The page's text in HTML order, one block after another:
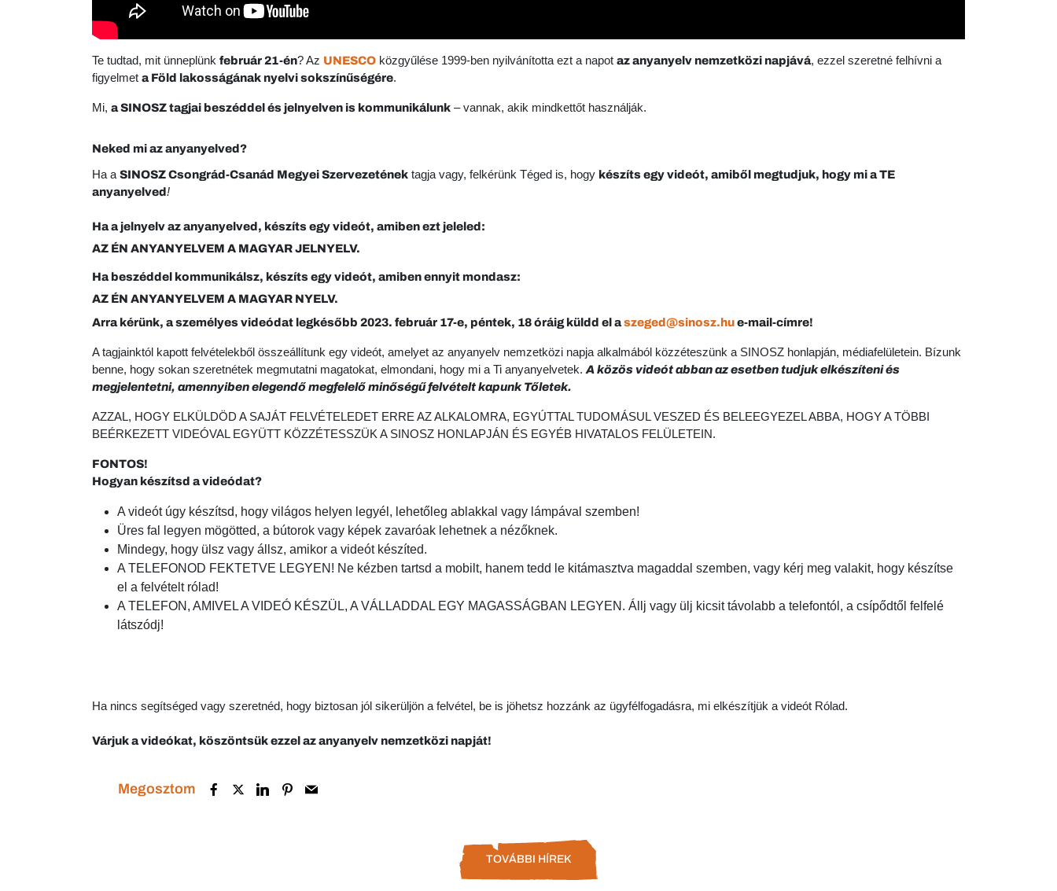
Te tudtad, mit ünneplünk február 21-én? Az UNESCO közgyűlése 1999-ben nyilvánította ezt a napot az anyanyelv nemzetközi napjává, ezzel szeretné felhívni a
figyelmet a Föld lakosságának nyelvi sokszínűségére.
Mi, a SINOSZ tagjai beszéddel és jelnyelven is kommunikálunk – vannak, akik mindkettőt használják.
Neked mi az anyanyelved?
Ha a SINOSZ Csongrád-Csanád Megyei Szervezetének tagja vagy, felkérünk Téged is, hogy készíts egy videót, amiből megtudjuk, hogy mi a TE
anyanyelved!
Ha a jelnyelv az anyanyelved, készíts egy videót, amiben ezt jeleled:
AZ ÉN ANYANYELVEM A MAGYAR JELNYELV.
Ha beszéddel kommunikálsz, készíts egy videót, amiben ennyit mondasz:
AZ ÉN ANYANYELVEM A MAGYAR NYELV.
Arra kérünk, a személyes videódat legkésőbb 2023. február 17-e, péntek, 18 óráig küldd el aszeged@sinosz.hue-mail-címre!
A tagjainktól kapott felvételekből összeállítunk egy videót, amelyet az anyanyelv nemzetközi napja alkalmából közzéteszünk a SINOSZ honlapján, médiafelületein. Bízunk
benne, hogy sokan szeretnétek megmutatni magatokat, elmondani, hogy mi a Ti anyanyelvetek. A közös videót abban az esetben tudjuk elkészíteni és
megjelentetni, amennyiben elegendő megfelelő minőségű felvételt kapunk Tőletek.
AZZAL, HOGY ELKÜLDÖD A SAJÁT FELVÉTELEDET ERRE AZ ALKALOMRA, EGYÚTTAL TUDOMÁSUL VESZED ÉS BELEEGYEZEL ABBA, HOGY A TÖBBI
BEÉRKEZETT VIDEÓVAL EGYÜTT KÖZZÉTESSZÜK A SINOSZ HONLAPJÁN ÉS EGYÉB HIVATALOS FELÜLETEIN.
FONTOS!
Hogyan készítsd a videódat?
A videót úgy készítsd, hogy világos helyen legyél, lehetőleg ablakkal vagy lámpával szemben!
Üres fal legyen mögötted, a bútorok vagy képek zavaróak lehetnek a nézőknek.
Mindegy, hogy ülsz vagy állsz, amikor a videót készíted.
A TELEFONOD FEKTETVE LEGYEN! Ne kézben tartsd a mobilt, hanem tedd le kitámasztva magaddal szemben, vagy kérj meg valakit, hogy készítse
el a felvételt rólad!
A TELEFON, AMIVEL A VIDEÓ KÉSZÜL, A VÁLLADDAL EGY MAGASSÁGBAN LEGYEN. Állj vagy ülj kicsit távolabb a telefontól, a csípődtől felfelé
látszódj!
Ha nincs segítséged vagy szeretnéd, hogy biztosan jól sikerüljön a felvétel, be is jöhetsz hozzánk az ügyfélfogadásra, mi elkészítjük a videót Rólad.
Várjuk a videókat, köszöntsük ezzel az anyanyelv nemzetközi napját!
Megosztom
TOVÁBBI HÍREK